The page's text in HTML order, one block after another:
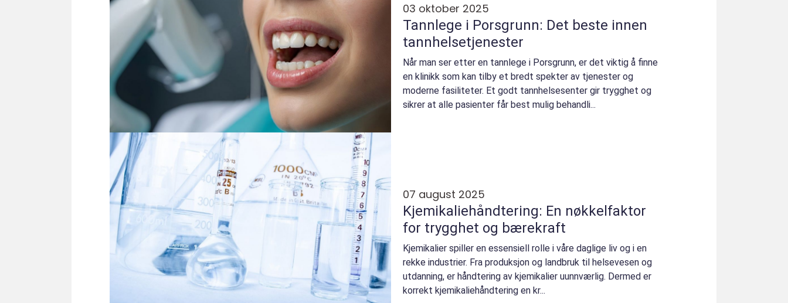
03 oktober 2025
Tannlege i Porsgrunn: Det beste innen
tannhelsetjenester
Når man ser etter en tannlege i Porsgrunn, er det viktig å finne
en klinikk som kan tilby et bredt spekter av tjenester og
moderne fasiliteter. Et godt tannhelsesenter gir trygghet og
sikrer at alle pasienter får best mulig behandli...
07 august 2025
Kjemikaliehåndtering: En nøkkelfaktor
for trygghet og bærekraft
Kjemikalier spiller en essensiell rolle i våre daglige liv og i en
rekke industrier. Fra produksjon og landbruk til helsevesen og
utdanning, er håndtering av kjemikalier uunnværlig. Dermed er
korrekt kjemikaliehåndtering en kr...